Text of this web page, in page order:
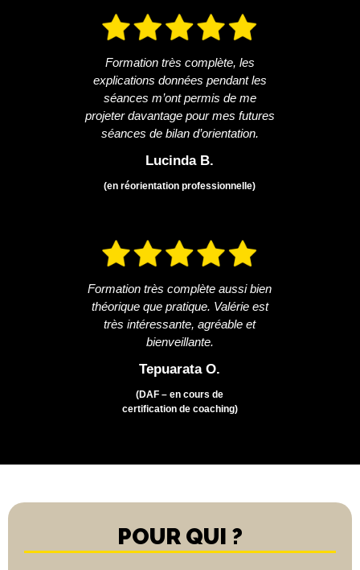
Formation très complète, les
explications données pendant les
séances m’ont permis de me
projeter davantage pour mes futures
séances de bilan d’orientation.
Lucinda B.
(en réorientation professionnelle)
Formation très complète aussi bien
théorique que pratique. Valérie est
très intéressante, agréable et
bienveillante.
Tepuarata O.
(DAF – en cours de
certification de coaching)
POUR QUI ?